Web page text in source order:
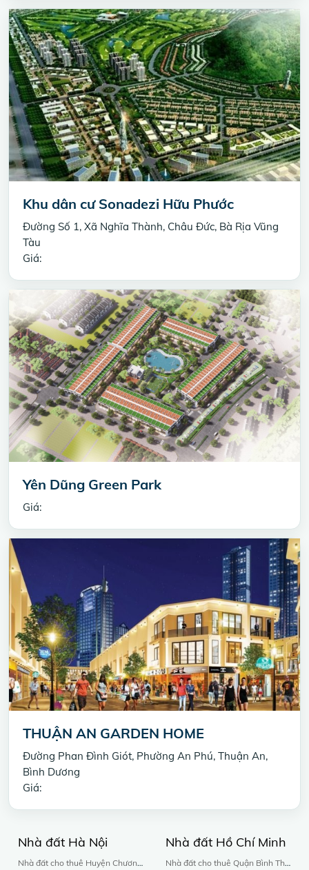
Khu dân cư Sonadezi Hữu Phước
Đường Số 1, Xã Nghĩa Thành, Châu Đức, Bà Rịa Vũng
Tàu
Giá:
Yên Dũng Green Park
Giá:
THUẬN AN GARDEN HOME
Đường Phan Đình Giót, Phường An Phú, Thuận An,
Bình Dương
Giá:
Nhà đất Hà Nội
Nhà đất cho thuê Huyện Chương Mỹ
Nhà đất Hồ Chí Minh
Nhà đất cho thuê Quận Bình Thạnh